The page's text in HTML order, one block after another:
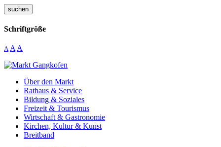
suchen
Schriftgröße
A A A
Über den Markt
Rathaus & Service
Bildung & Soziales
Freizeit & Tourismus
Wirtschaft & Gastronomie
Kirchen, Kultur & Kunst
Breitband